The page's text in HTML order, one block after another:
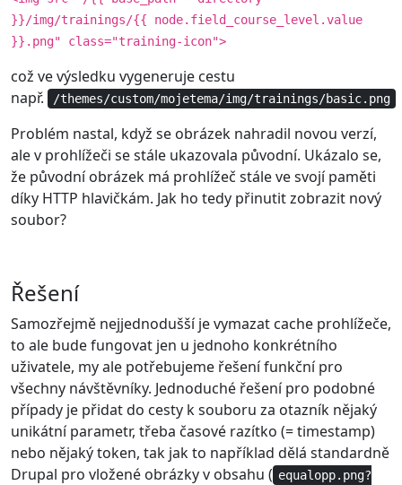
}}/img/trainings/{{ node.field_course_level.value
}}.png" class="training-icon">
což ve výsledku vygeneruje cestu
např.
/themes/custom/mojetema/img/trainings/basic.png
Problém nastal, když se obrázek nahradil novou verzí,
ale v prohlížeči se stále ukazovala původní. Ukázalo se,
že původní obrázek má prohlížeč stále ve svojí paměti
díky HTTP hlavičkám. Jak ho tedy přinutit zobrazit nový
soubor?
Řešení
Samozřejmě nejjednodušší je vymazat cache prohlížeče,
to ale bude fungovat jen u jednoho konkrétního
uživatele, my ale potřebujeme řešení funkční pro
všechny návštěvníky. Jednoduché řešení pro podobné
případy je přidat do cesty k souboru za otazník nějaký
unikátní parametr, třeba časové razítko (= timestamp)
nebo nějaký token, tak jak to například dělá standardně
Drupal pro vložené obrázky v obsahu ( equalopp.png?